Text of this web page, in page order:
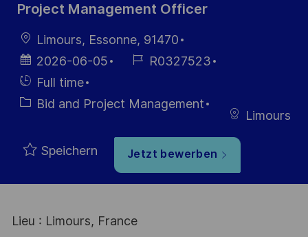
Project Management Officer
Ort
Limours, Essonne, 91470
Datum der
Veröffentlichung
2026-06-05
Job- R0327523
Einstellunngstyp
Full time
Kategorie
Bid and Project Management
Limours
Speichern Jetzt bewerben
Lieu : Limours, France